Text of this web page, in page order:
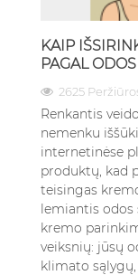
KAIP
PAGAL
2625
Renkantis
nemenku
internetinėse
produktų, kad
teisingas
lemiantis odos
kremo
veiksnių: jūsų
klimato